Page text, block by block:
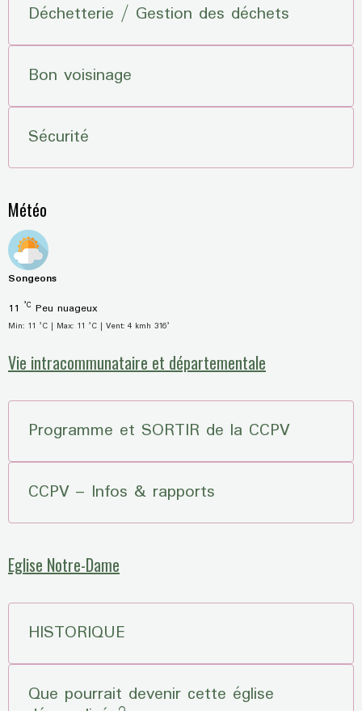
Déchetterie / Gestion des déchets
Bon voisinage
Sécurité
Météo
Songeons
11 °C Peu nuageux
Min: 11 °C | Max: 11 °C | Vent: 4 kmh 316°
Vie intracommunataire et départementale
Programme et SORTIR de la CCPV
CCPV – Infos & rapports
Eglise Notre-Dame
HISTORIQUE
Que pourrait devenir cette église